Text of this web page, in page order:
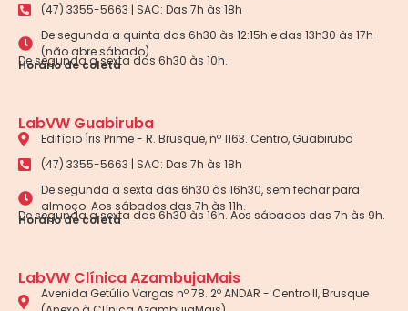
(47) 3355-5663 | SAC: Das 7h às 18h
De segunda a quinta das 6h30 às 12:15h e das 13h30 às 17h
(não abre sábado).
Horário de coleta
De segunda a sexta das 6h30 às 10h.
LabVW Guabiruba
Edifício Íris Prime - R. Brusque, nº 1163. Centro, Guabiruba
(47) 3355-5663 | SAC: Das 7h às 18h
De segunda a sexta das 6h30 às 16h30, sem fechar para
almoço. Aos sábados das 7h às 11h.
Horário de coleta
De segunda a sexta das 6h30 às 16h. Aos sábados das 7h às 9h.
LabVW Clínica AzambujaMais
Avenida Getúlio Vargas nº 78. 2º ANDAR - Centro II, Brusque